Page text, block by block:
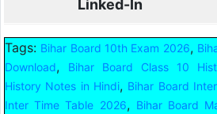
Linked-In
Tags: Bihar Board 10th Exam 2026,
Download, Bihar Board Class 10
History Notes in Hindi, Bihar Board
Inter Time Table 2026, Bihar Board